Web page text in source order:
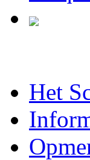
Het